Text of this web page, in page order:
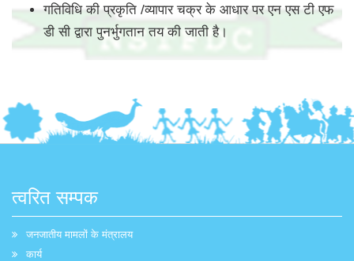
गतिविधि की प्रकृति /व्यापार चक्र के आधार पर एन एस टी एफ
डी सी द्वारा पुनर्भुगतान तय की जाती है।
त्वरित सम्पक
जनजातीय मामलों के मंत्रालय
कार्य